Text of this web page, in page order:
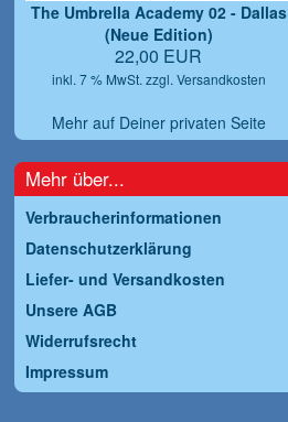
The Umbrella Academy 02 - Dallas
(Neue Edition)
22,00 EUR
inkl. 7 % MwSt. zzgl. Versandkosten
Mehr auf Deiner privaten Seite
Mehr über...
Verbraucherinformationen
Datenschutzerklärung
Liefer- und Versandkosten
Unsere AGB
Widerrufsrecht
Impressum